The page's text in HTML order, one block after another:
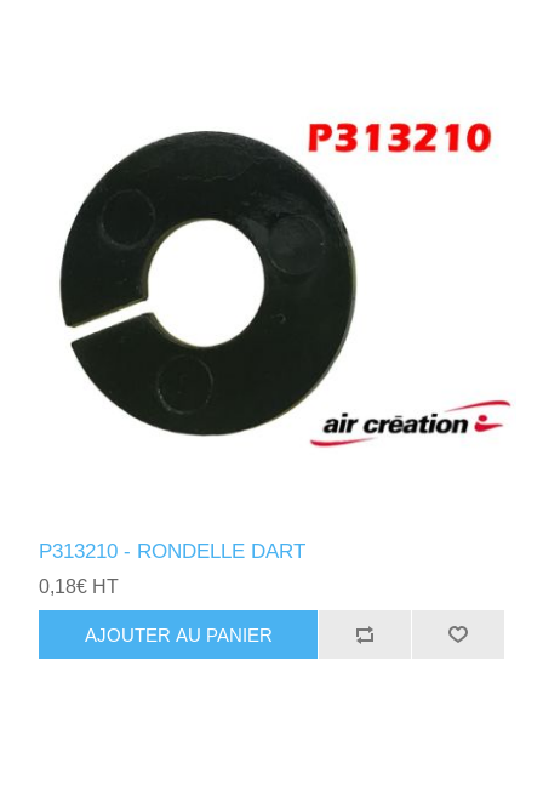
P313210 - RONDELLE DART
0,18€ HT
AJOUTER AU PANIER